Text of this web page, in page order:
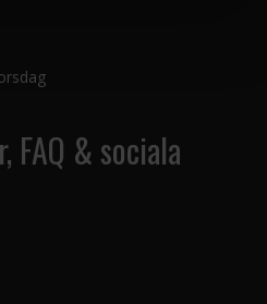
FAQ & sociala